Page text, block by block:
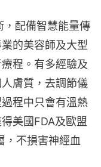
配備智慧能量傳
的美容師及大型
程。有多經驗及
膚質，去調節儀
程中只會有溫熱
美國FDA及歐盟
，不損害神經血